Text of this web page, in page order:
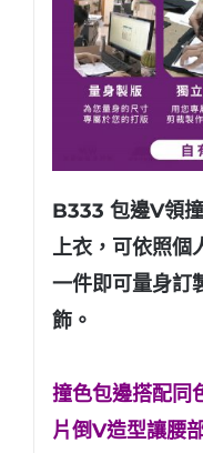
B333 包邊V領
上衣，可依照個
一件即可量身訂
飾。
撞色包邊搭配同
片倒V造型讓腰